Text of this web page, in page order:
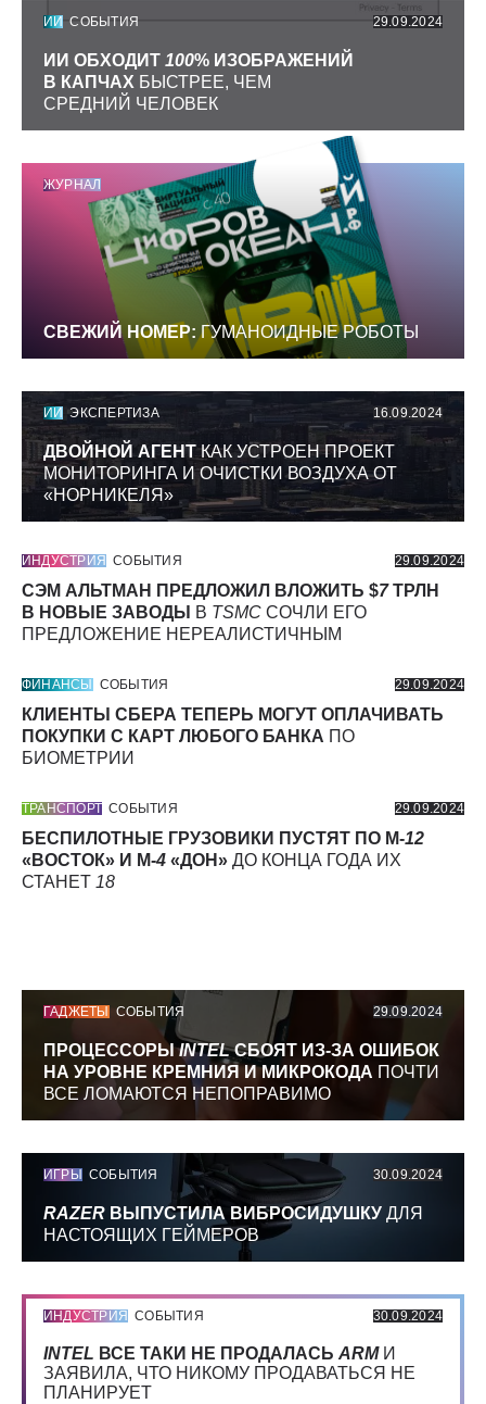
ИИ СОБЫТИЯ 29.09.2024
ИИ ОБХОДИТ 100% ИЗОБРАЖЕНИЙ
В КАПЧАХ БЫСТРЕЕ, ЧЕМ
СРЕДНИЙ ЧЕЛОВЕК
ЖУРНАЛ
СВЕЖИЙ НОМЕР: ГУМАНОИДНЫЕ РОБОТЫ
ИИ ЭКСПЕРТИЗА 16.09.2024
ДВОЙНОЙ АГЕНТКАК УСТРОЕН ПРОЕКТ
МОНИТОРИНГА И ОЧИСТКИ ВОЗДУХА ОТ
«НОРНИКЕЛЯ»
ИНДУСТРИЯ СОБЫТИЯ 29.09.2024
СЭМ АЛЬТМАН ПРЕДЛОЖИЛ ВЛОЖИТЬ $7ТРЛН
В НОВЫЕ ЗАВОДЫ
В TSMC СОЧЛИ ЕГО
ПРЕДЛОЖЕНИЕ НЕРЕАЛИСТИЧНЫМ
ФИНАНСЫ СОБЫТИЯ 29.09.2024
КЛИЕНТЫ СБЕРА ТЕПЕРЬ МОГУТ ОПЛАЧИВАТЬ
ПОКУПКИ С КАРТ ЛЮБОГО БАНКА ПО
БИОМЕТРИИ
ТРАНСПОРТ СОБЫТИЯ 29.09.2024
БЕСПИЛОТНЫЕ ГРУЗОВИКИ ПУСТЯТ ПО М-12
«ВОСТОК» И М-4 «ДОН» ДО КОНЦА ГОДА ИХ
СТАНЕТ 18
ГАДЖЕТЫ СОБЫТИЯ 29.09.2024
ПРОЦЕССОРЫINTELСБОЯТ ИЗ-ЗА ОШИБОК
НА УРОВНЕ КРЕМНИЯ И МИКРОКОДА ПОЧТИ
ВСЕ ЛОМАЮТСЯ НЕПОПРАВИМО
ИГРЫ СОБЫТИЯ 30.09.2024
RAZER ВЫПУСТИЛА ВИБРОСИДУШКУ ДЛЯ
НАСТОЯЩИХ ГЕЙМЕРОВ
ИНДУСТРИЯ СОБЫТИЯ 30.09.2024
INTEL ВСЕ ТАКИ НЕ ПРОДАЛАСЬ ARMИ
ЗАЯВИЛА, ЧТО НИКОМУ ПРОДАВАТЬСЯ НЕ
ПЛАНИРУЕТ